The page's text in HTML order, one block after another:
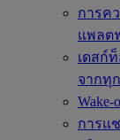
การค
แพลต
เดสก์
จากทุ
Wake-
การแ